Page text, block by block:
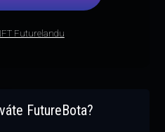
Futurelandu
FutureBota?